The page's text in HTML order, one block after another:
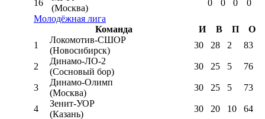
16
(Москва)
0 0 0
0
Молодёжная лига
Команда
И В П
О
1
Локомотив-CШОР
(Новосибирск)
30 28 2 83
2
Динамо-ЛО-2
(Сосновый бор)
30 25 5 76
3
Динамо-Олимп
(Москва)
30 25 5 73
4
Зенит-УОР
(Казань)
30 20 10 64